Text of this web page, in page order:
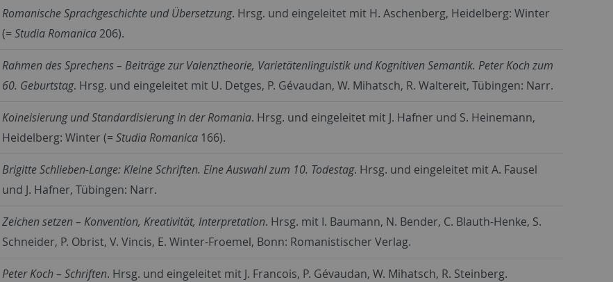
Romanische Sprachgeschichte und Übersetzung. Hrsg. und eingeleitet mit H. Aschenberg, Heidelberg: Winter
(= Studia Romanica 206).
Rahmen des Sprechens – Beiträge zur Valenztheorie, Varietätenlinguistik und Kognitiven Semantik. Peter Koch zum
60. Geburtstag. Hrsg. und eingeleitet mit U. Detges, P. Gévaudan, W. Mihatsch, R. Waltereit, Tübingen: Narr.
Koineisierung und Standardisierung in der Romania. Hrsg. und eingeleitet mit J. Hafner und S. Heinemann,
Heidelberg: Winter (= Studia Romanica 166).
Brigitte Schlieben-Lange: Kleine Schriften. Eine Auswahl zum 10. Todestag. Hrsg. und eingeleitet mit A. Fausel
und J. Hafner, Tübingen: Narr.
Zeichen setzen – Konvention, Kreativität, Interpretation. Hrsg. mit I. Baumann, N. Bender, C. Blauth-Henke, S.
Schneider, P. Obrist, V. Vincis, E. Winter-Froemel, Bonn: Romanistischer Verlag.
Peter Koch – Schriften. Hrsg. und eingeleitet mit J. Francois, P. Gévaudan, W. Mihatsch, R. Steinberg.